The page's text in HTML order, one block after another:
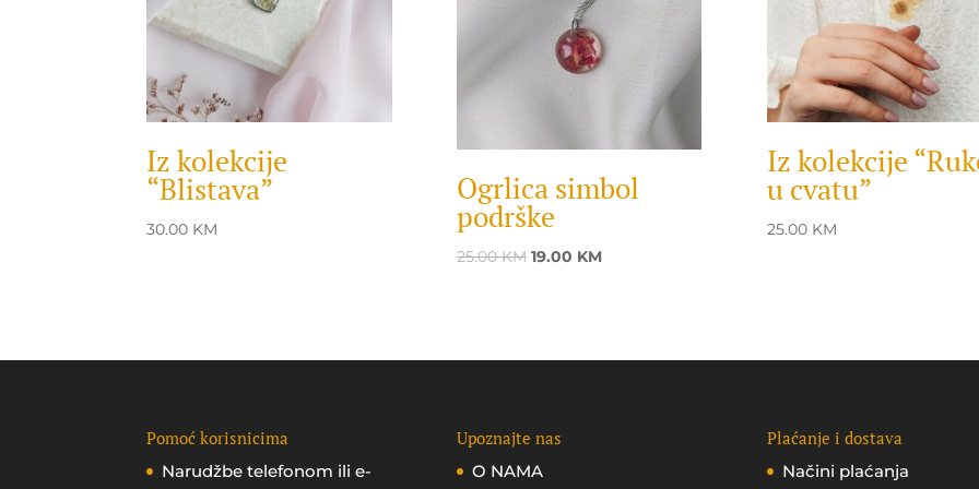
Iz kolekcije
“Blistava”
30.00 KM
Ogrlica simbol
podrške
25.00KM Original
19.00 KMCurrent
Iz kolekcije
u cvatu”
25.00 KM
Pomoć korisnicima
Narudžbe telefonom ili e-
Upoznajte nas
O NAMA
Plaćanje i dostava
Načini plaćanja